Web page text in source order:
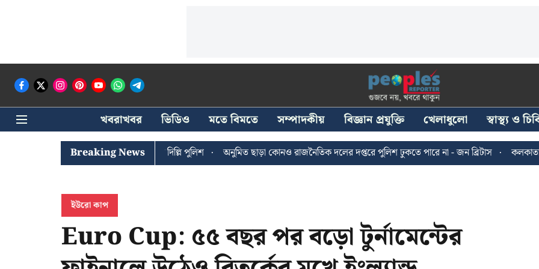
খবরাখবর ভিডিও মতে বিমতে সম্পাদকীয় বিজ্ঞান প্রযুক্তি খেলাধুলো স্বাস্থ্য ও
Breaking News
খোঁজে সিপিআইএম সদর দপ্তরে দিল্লি পুলিশ অনুমিত ছাড়া কোনও রাজনৈতিক দলের দপ্তরে পুলিশ ঢুকতে পারে না - জন ব্রিটাস কলকাতায় ২৪
ইউরো কাপ
Euro Cup: ৫৫ বছর পর বড়ো টুর্নামেন্টের